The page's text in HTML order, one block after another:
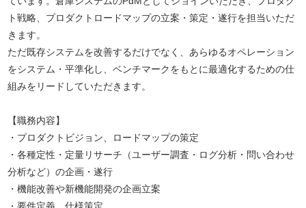
ト戦略、プロダクトロードマップの立案・策定・遂行を担当いただ
きます。
ただ既存システムを改善するだけでなく、あらゆるオペレーション
をシステム・平準化し、ベンチマークをもとに最適化するための仕
組みをリードしていただきます。
【職務内容】
・プロダクトビジョン、ロードマップの策定
・各種定性・定量リサーチ（ユーザー調査・ログ分析・問い合わせ
分析など）の企画・遂行
・機能改善や新機能開発の企画立案